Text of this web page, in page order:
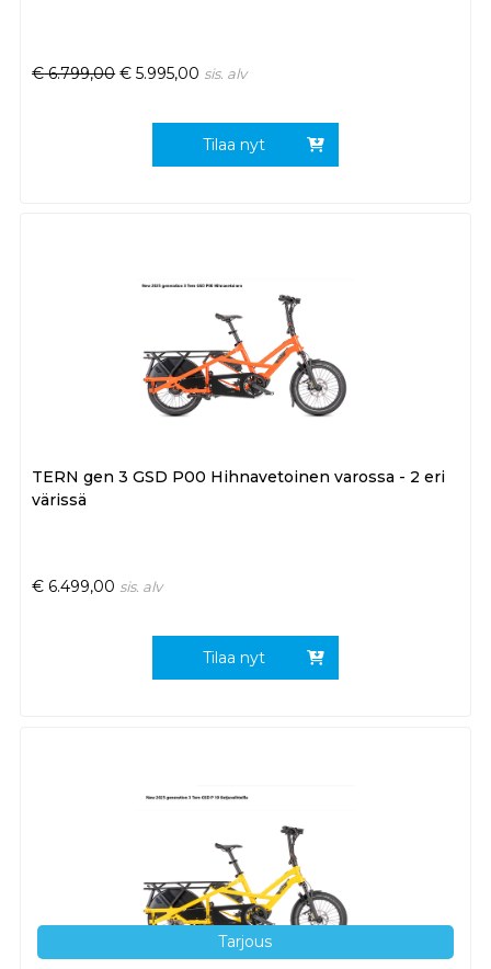
€ 6.799,00 € 5.995,00 sis. alv
Tilaa nyt
TERN gen 3 GSD P00 Hihnavetoinen varossa - 2 eri
värissä
€ 6.499,00 sis. alv
Tilaa nyt
Tarjous